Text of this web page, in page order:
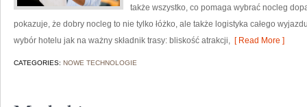
także wszystko, co pomaga wybrać nocleg
pokazuje, że dobry nocleg to nie tylko łóżko, ale także logistyka całego
wybór hotelu jak na ważny składnik trasy: bliskość atrakcji, [ Read More ]
CATEGORIES: NOWE TECHNOLOGIE